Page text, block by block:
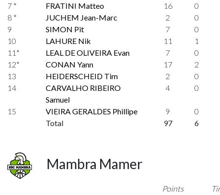
7 *
FRATINI Matteo 16
0
8 *
JUCHEM Jean-Marc 2
0
9
SIMON Pit 7
0
10
LAHURE Nik 11
1
11*
LEAL DE OLIVEIRA Evan 7
0
12*
CONAN Yann 17
2
13
HEIDERSCHEID Tim 2
0
14
CARVALHO RIBEIRO
Samuel
4 0
15 VIEIRA GERALDES Phillipe 9
0
Total
97 6
Mambra Mamer
Points